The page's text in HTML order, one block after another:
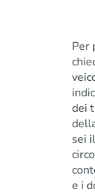
Per
dei
sei
e i